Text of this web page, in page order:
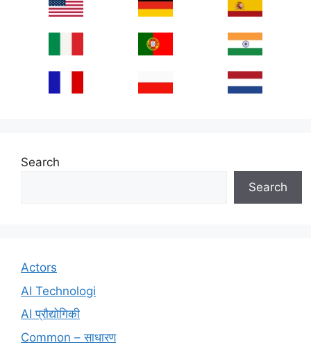
Search
Search
Actors
AI Technologi
AI प्रौद्योगिकी
Common – साधारण